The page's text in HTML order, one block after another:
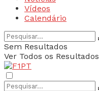
Vídeos
Calendário
Sem Resultados
Ver Todos os Resultados